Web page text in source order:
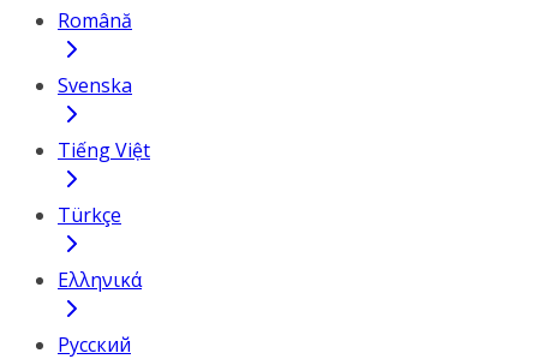
Română
Svenska
Tiếng Việt
Türkçe
Ελληνικά
Русский